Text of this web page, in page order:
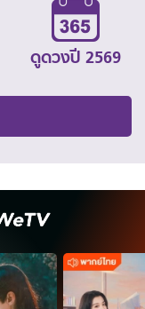
ดูดวงปี 2569